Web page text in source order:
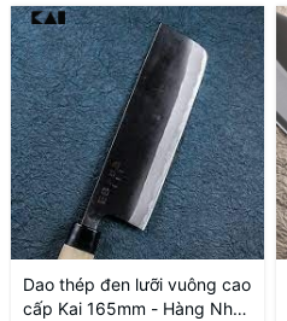
Dao thép đen lưỡi vuông cao
cấp Kai 165mm - Hàng Nhật